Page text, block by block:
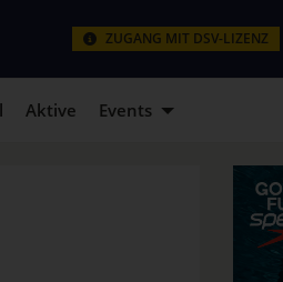
ZUGANG MIT DSV-LIZENZ
Aktive Events